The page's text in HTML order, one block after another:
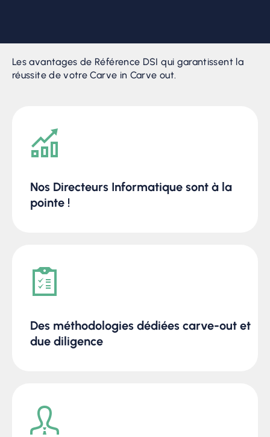
Les avantages de Référence DSI qui garantissent la
réussite de votre Carve in Carve out.
Nos Directeurs Informatique sont à la
pointe !
Des méthodologies dédiées carve-out et
due diligence